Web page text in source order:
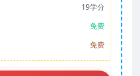
19学分
免费
免费